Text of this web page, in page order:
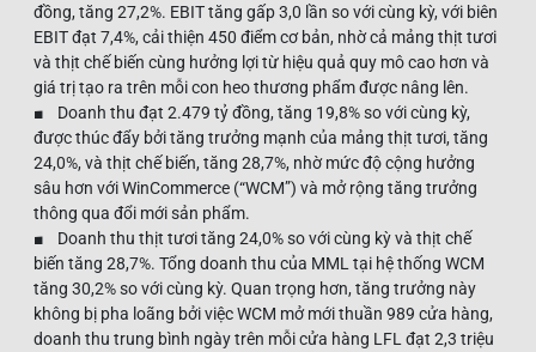
đồng, tăng 27,2%. EBIT tăng gấp 3,0 lần so với cùng kỳ, với biên
EBIT đạt 7,4%, cải thiện 450 điểm cơ bản, nhờ cả mảng thịt tươi
và thịt chế biến cùng hưởng lợi từ hiệu quả quy mô cao hơn và
giá trị tạo ra trên mỗi con heo thương phẩm được nâng lên.
■ Doanh thu đạt 2.479 tỷ đồng, tăng 19,8% so với cùng kỳ,
được thúc đẩy bởi tăng trưởng mạnh của mảng thịt tươi, tăng
24,0%, và thịt chế biến, tăng 28,7%, nhờ mức độ cộng hưởng
sâu hơn với WinCommerce (“WCM”) và mở rộng tăng trưởng
thông qua đổi mới sản phẩm.
■ Doanh thu thịt tươi tăng 24,0% so với cùng kỳ và thịt chế
biến tăng 28,7%. Tổng doanh thu của MML tại hệ thống WCM
tăng 30,2% so với cùng kỳ. Quan trọng hơn, tăng trưởng này
không bị pha loãng bởi việc WCM mở mới thuần 989 cửa hàng,
doanh thu trung bình ngày trên mỗi cửa hàng LFL đạt 2,3 triệu